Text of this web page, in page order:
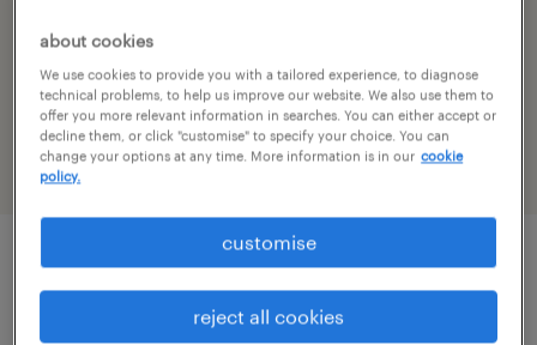
specialism
výroba a průmysl
job details
about cookies
We use cookies to provide you with a tailored experience, to diagnose
technical problems, to help us improve our website. We also use them to
offer you more relevant information in searches. You can either accept or
decline them, or click "customise" to specify your choice. You can
change your options at any time. More information is in our cookie
policy.
customise
reject all cookies